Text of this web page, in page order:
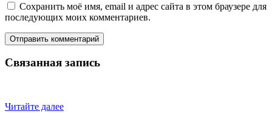
Сохранить моё имя, email и адрес сайта в этом браузере для
последующих моих комментариев.
Связанная запись
Читайте далее